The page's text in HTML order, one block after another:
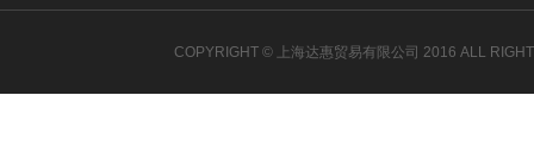
COPYRIGHT © 上海达惠贸易有限公司 2016 ALL